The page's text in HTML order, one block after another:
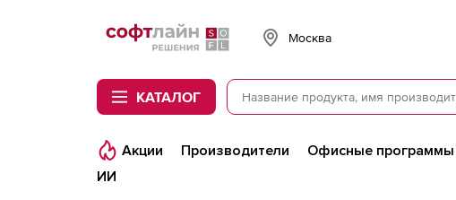
Softline
Москва
КАТАЛОГ
Акции Производители Офисные программы
ИИ